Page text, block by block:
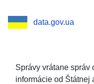
data.gov.ua
Správy vrátane správ
informácie od Štátnej